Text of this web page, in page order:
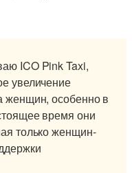
ICO Pink Taxi,
увеличение
женщин, особенно в
время они
только женщин-